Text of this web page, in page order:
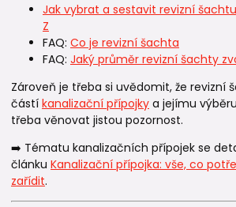
Jak vybrat a sestavit revizní
Z
FAQ: Co je revizní šachta
FAQ: Jaký průměr revizní šachty
Zároveň je třeba si uvědomit, že revizní
částí kanalizační přípojky a jejímu
třeba věnovat jistou pozornost.
➡️ Tématu kanalizačních přípojek se
článku Kanalizační přípojka: vše, co
zařídit.